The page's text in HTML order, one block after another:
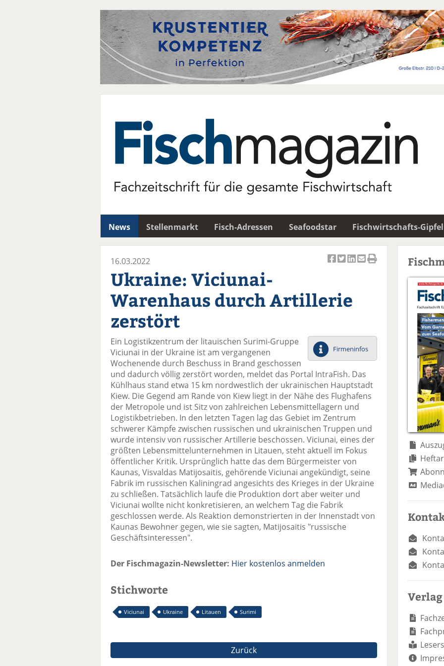
News Stellenmarkt Fisch-Adressen Seafoodstar Fischwirtschafts-Gipfel
el
F
ac
e
o
o
k
te
il
e
n
k
el
tt
er
el
Li
n
di
n
te
il
e
n
E
m
v
er
se
n
e
n
ck
e
16.03.2022
Ukraine: Viciunai-
Warenhaus durch Artillerie
zerstört
Firmeninfos
Ein Logistikzentrum der litauischen Surimi-Gruppe
Viciunai in der Ukraine ist am vergangenen
Wochenende durch Beschuss in Brand geschossen
und dadurch völlig zerstört worden, meldet das Portal IntraFish. Das
Kühlhaus stand etwa 15 km nordwestlich der ukrainischen Hauptstadt
Kiew. Die Gegend am Rande von Kiew liegt in der Nähe des Flughafens
der Metropole und ist Sitz von zahlreichen Lebensmittellagern und
Logistikbetrieben. In den letzten Tagen lag das Gebiet im Zentrum
schwerer Kämpfe zwischen russischen und ukrainischen Truppen und
wurde intensiv von russischer Artillerie beschossen. Viciunai, eines der
größten Lebensmittelunternehmen in Litauen, steht aktuell im Fokus
öffentlicher Kritik. Ursprünglich hatte das dem Bürgermeister von
Kaunas, Visvaldas Matijosaitis, gehörende Viciunai angekündigt, seine
Fabrik im russischen Kaliningrad angesichts des Krieges in der Ukraine
zu schließen. Tatsächlich laufe die Produktion dort aber weiter und
Viciunai wollte nicht konkretisieren, an welchem Tag die Fabrik
geschlossen werde. Als Reaktion demonstrierten in der Innenstadt von
Kaunas Bewohner gegen, wie sie sagten, Matijosaitis "russische
Geschäftsinteressen".
Der Fischmagazin-Newsletter: Hier kostenlos anmelden
Stichworte
Viciunai Ukraine Litauen Surimi
Zurück
Verlag